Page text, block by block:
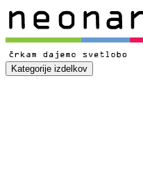
Kategorije izdelkov